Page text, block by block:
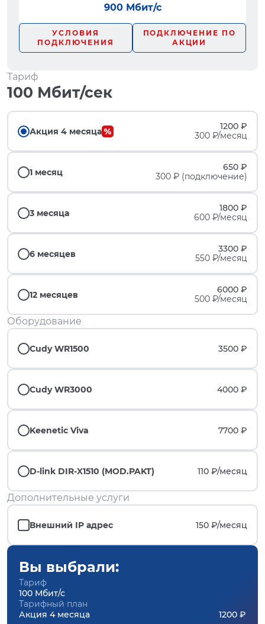
900 Мбит/с
УСЛОВИЯ
ПОДКЛЮЧЕНИЯ
ПОДКЛЮЧЕНИЕ ПО
АКЦИИ
Тариф
100 Мбит/сек
Акция 4 месяца
1200 ₽
300 ₽/месяц
1 месяц
650 ₽
300 ₽ (подключение)
3 месяца
1800 ₽
600 ₽/месяц
6 месяцев
3300 ₽
550 ₽/месяц
12 месяцев
6000 ₽
500 ₽/месяц
Оборудование
Cudy WR1500 3500 ₽
Cudy WR3000 4000 ₽
Keenetic Viva 7700 ₽
D-link DIR-X1510 (MOD.PAKT) 110 ₽/месяц
Дополнительные услуги
Внешний IP адрес 150 ₽/месяц
Вы выбрали:
Тариф
100 Мбит/с
Тарифный план
Акция 4 месяца
1200 ₽